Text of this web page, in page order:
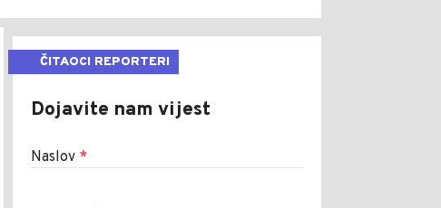
ČITAOCI REPORTERI
Dojavite nam vijest
Naslov *